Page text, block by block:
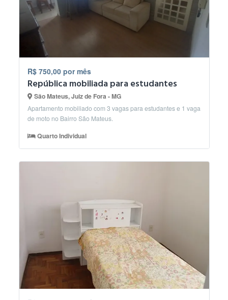
R$ 750,00 por mês
República mobiliada para estudantes
São Mateus, Juiz de Fora - MG
Apartamento mobiliado com 3 vagas para estudantes e 1 vaga
de moto no Bairro São Mateus.
Quarto Individual